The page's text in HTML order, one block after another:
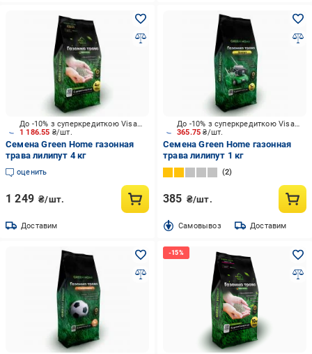
1 186.55 ₴/шт.
До -10% з суперкредиткою Visa Вигода
Семена Green Home газонная
трава лилипут 4 кг
оценить
1 249 ₴/шт.
Доставим
365.75₴/шт.
До -10% з суперкредиткою Visa Вигода
Семена Green Home газонная
трава лилипут 1 кг
2
385 ₴/шт.
Cамовывоз Доставим